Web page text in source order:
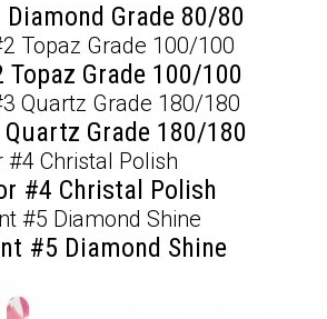
Grade 80/80
Topaz Grade 100/100
Grade 180/180
#4 Christal Polish
#5 Diamond Shine